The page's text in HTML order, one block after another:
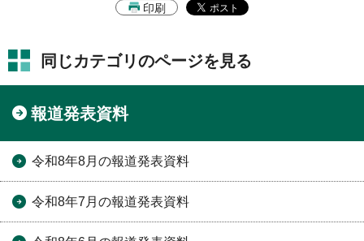
印刷
同じカテゴリのページを見る
報道発表資料
令和8年8月の報道発表資料
令和8年7月の報道発表資料